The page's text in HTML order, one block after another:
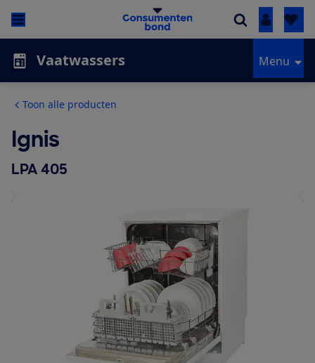
Inloggen
Vaatwassers Menu
Toon alle producten
Ignis
LPA 405